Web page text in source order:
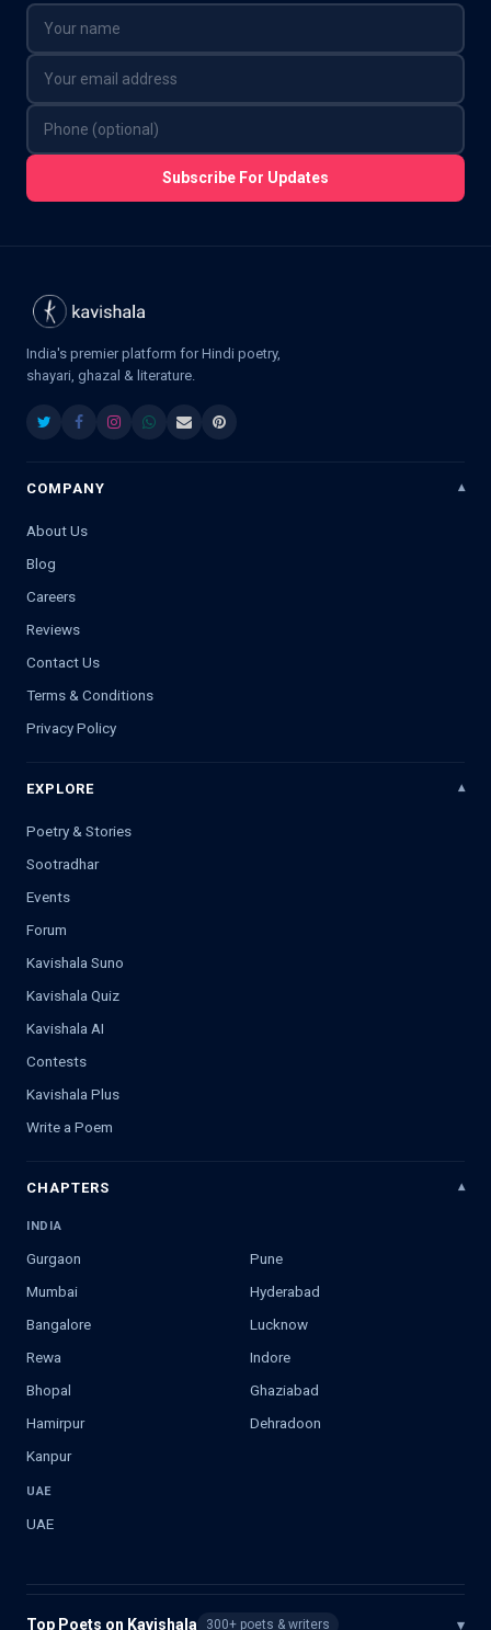
Subscribe For Updates
India's premier platform for Hindi poetry,
shayari, ghazal & literature.
COMPANY
About Us
Blog
Careers
Reviews
Contact Us
Terms & Conditions
Privacy Policy
EXPLORE
Poetry & Stories
Sootradhar
Events
Forum
Kavishala Suno
Kavishala Quiz
Kavishala AI
Contests
Kavishala Plus
Write a Poem
CHAPTERS
INDIA
Gurgaon
Pune
Mumbai
Hyderabad
Bangalore
Lucknow
Rewa
Indore
Bhopal
Ghaziabad
Hamirpur
Dehradoon
Kanpur
UAE
UAE
Top Poets on Kavishala 300+ poets & writers ▾